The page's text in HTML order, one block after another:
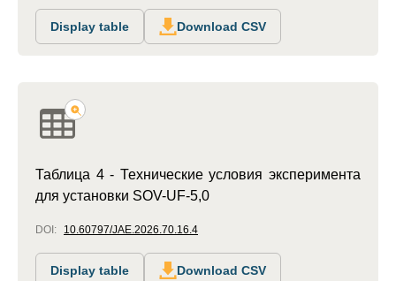
Display table Download CSV
Таблица 4 - Технические условия эксперимента
для установки SOV-UF-5,0
DOI: 10.60797/JAE.2026.70.16.4
Display table Download CSV